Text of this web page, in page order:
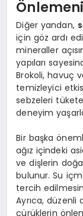
Diğer yandan,
için göz ardı
mineraller
yapıları
Brokoli, havuç
temizleyici
sebzeleri
deneyim
Bir başka
ağız içindeki
ve dişlerin
bulunur. Su
tercih edilmesini
Ayrıca, düzenli
çürüklerin